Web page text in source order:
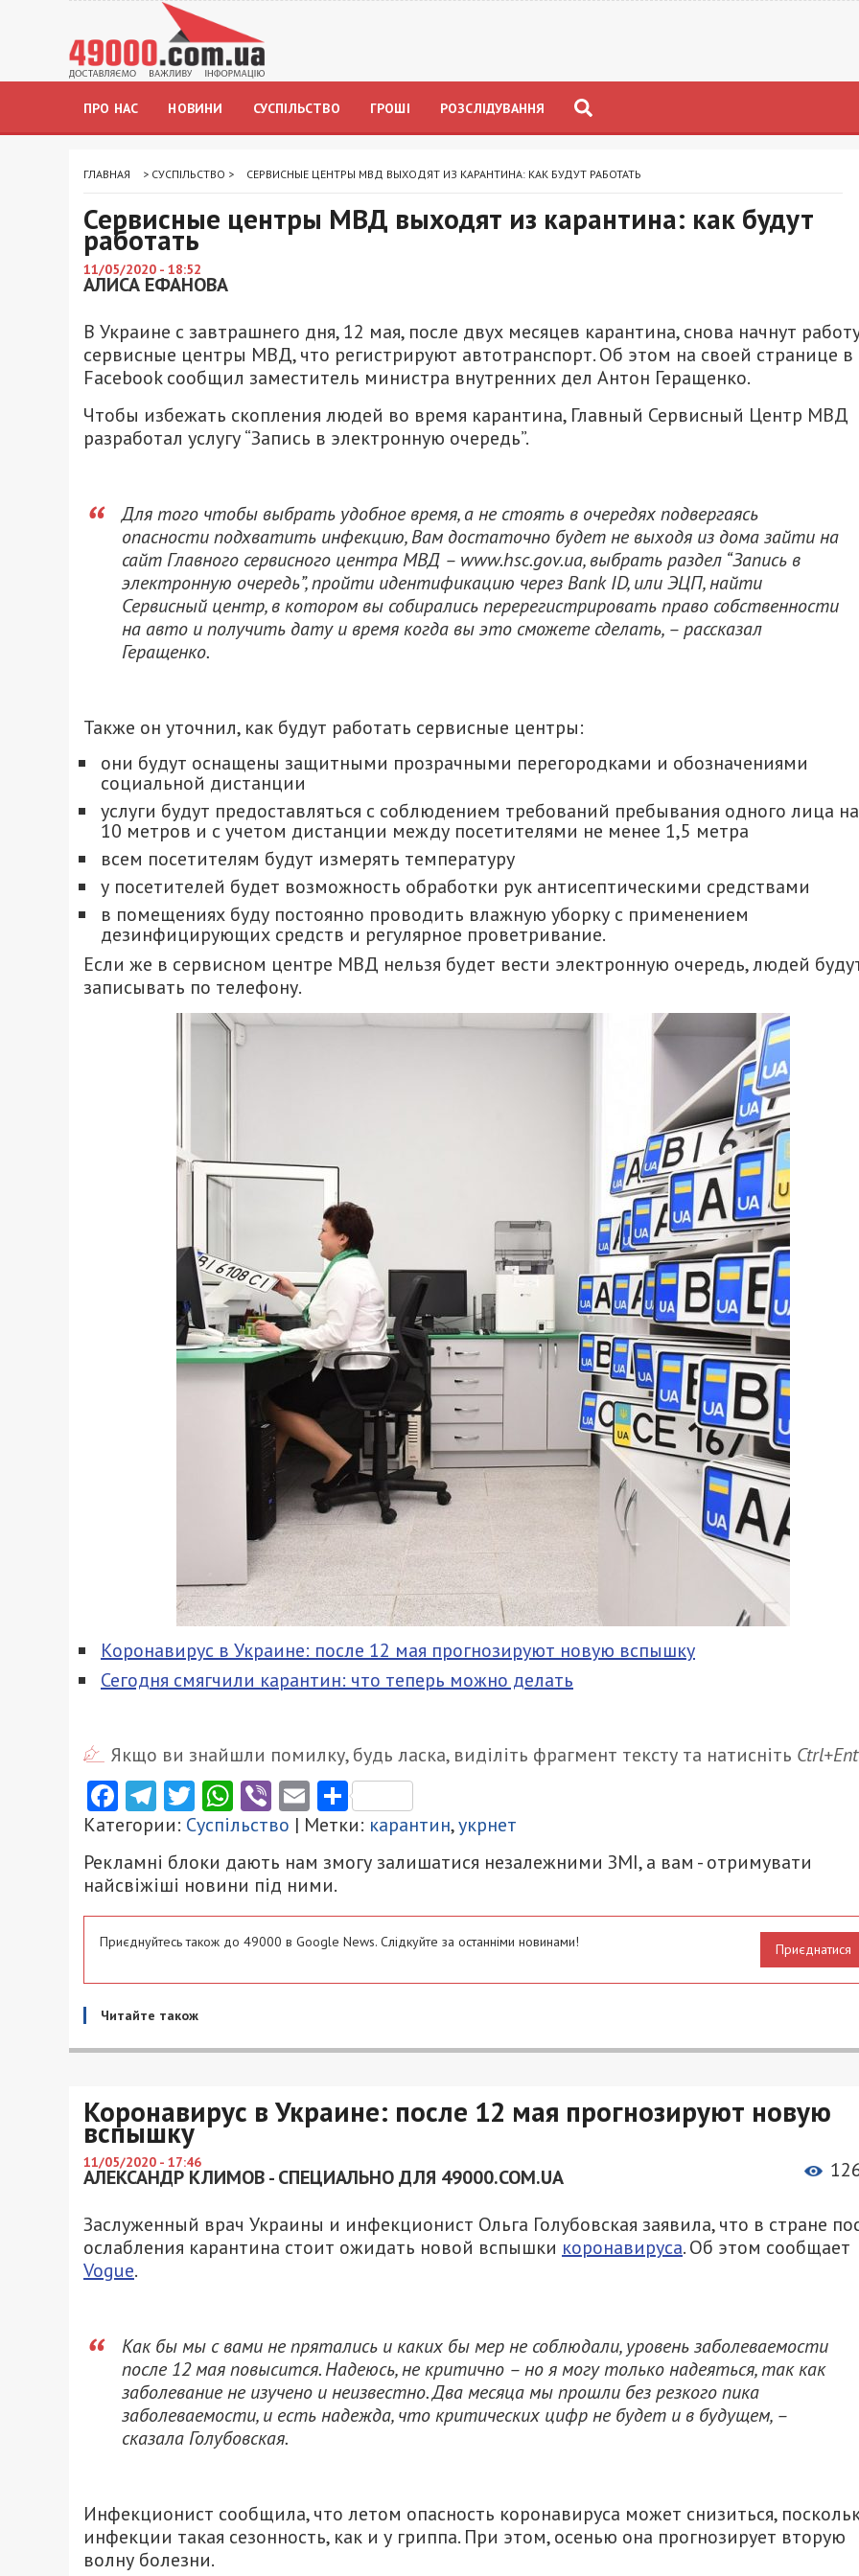
ПРО НАС НОВИНИ СУСПІЛЬСТВО ГРОШІ РОЗСЛІДУВАННЯ
ГЛАВНАЯ > СУСПІЛЬСТВО > СЕРВИСНЫЕ ЦЕНТРЫ МВД ВЫХОДЯТ ИЗ КАРАНТИНА: КАК БУДУТ РАБОТАТЬ
Сервисные центры МВД выходят из карантина: как будут
работать
11/05/2020 - 18:52
АЛИСА ЕФАНОВА
В Украине с завтрашнего дня, 12 мая, после двух месяцев карантина, снова начнут
сервисные центры МВД, что регистрируют автотранспорт. Об этом на своей странице в
Facebook сообщил заместитель министра внутренних дел Антон Геращенко.
Чтобы избежать скопления людей во время карантина, Главный Сервисный Центр МВД
разработал услугу “Запись в электронную очередь”.
Для того чтобы выбрать удобное время, а не стоять в очередях подвергаясь
опасности подхватить инфекцию, Вам достаточно будет не выходя из дома зайти на
сайт Главного сервисного центра МВД – www.hsc.gov.ua, выбрать раздел “Запись в
электронную очередь”, пройти идентификацию через Bank ID, или ЭЦП, найти
Сервисный центр, в котором вы собирались перерегистрировать право собственности
на авто и получить дату и время когда вы это сможете сделать, – рассказал
Геращенко.
Также он уточнил, как будут работать сервисные центры:
они будут оснащены защитными прозрачными перегородками и обозначениями
социальной дистанции
услуги будут предоставляться с соблюдением требований пребывания одного лица на
10 метров и с учетом дистанции между посетителями не менее 1,5 метра
всем посетителям будут измерять температуру
у посетителей будет возможность обработки рук антисептическими средствами
в помещениях буду постоянно проводить влажную уборку с применением
дезинфицирующих средств и регулярное проветривание.
Если же в сервисном центре МВД нельзя будет вести электронную очередь, людей
записывать по телефону.
Коронавирус в Украине: после 12 мая прогнозируют новую вспышку
Сегодня смягчили карантин: что теперь можно делать
Якщо ви знайшли помилку, будь ласка, виділіть фрагмент тексту та натисніть
Facebook
Telegram
Twitter
WhatsApp
ViberEmailПоділитися
Категории: Суспільство | Метки: карантин,укрнет
Рекламні блоки дають нам змогу залишатися незалежними ЗМІ, а вам - отримувати
найсвіжіші новини під ними.
Приєднуйтесь також до 49000 в Google News. Слідкуйте за останніми новинами! Приєднатися
Читайте також
Коронавирус в Украине: после 12 мая прогнозируют новую
вспышку
11/05/2020 - 17:46
АЛЕКСАНДР КЛИМОВ - СПЕЦИАЛЬНО ДЛЯ 49000.COM.UA
Заслуженный врач Украины и инфекционист Ольга Голубовская заявила, что в стране
ослабления карантина стоит ожидать новой вспышки коронавируса. Об этом сообщает
Vogue.
Как бы мы с вами не прятались и каких бы мер не соблюдали, уровень заболеваемости
после 12 мая повысится. Надеюсь, не критично – но я могу только надеяться, так как
заболевание не изучено и неизвестно. Два месяца мы прошли без резкого пика
заболеваемости, и есть надежда, что критических цифр не будет и в будущем, –
сказала Голубовская.
Инфекционист сообщила, что летом опасность коронавируса может снизиться,
инфекции такая сезонность, как и у гриппа. При этом, осенью она прогнозирует вторую
волну болезни.